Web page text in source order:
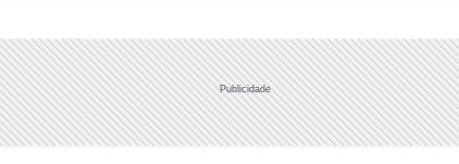
Publicidade